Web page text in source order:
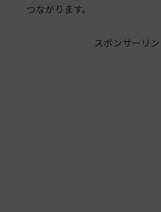
つながります。
スポンサーリ